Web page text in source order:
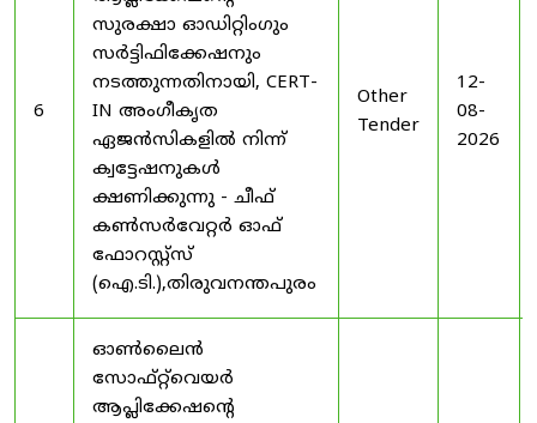
6
സുരക്ഷാ ഓഡിറ്റിംഗും
സർട്ടിഫിക്കേഷനും
നടത്തുന്നതിനായി, CERT-
IN അംഗീകൃത
ഏജൻസികളിൽ നിന്ന്
ക്വട്ടേഷനുകൾ
ക്ഷണിക്കുന്നു - ചീഫ്
കൺസർവേറ്റർ ഓഫ്
ഫോറസ്റ്റ്സ്
(ഐ.ടി.),തിരുവനന്തപുരം
Other
Tender
12-
08-
2026
ഓൺലൈൻ
സോഫ്റ്റ്‌വെയർ
ആപ്ലിക്കേഷന്റെ